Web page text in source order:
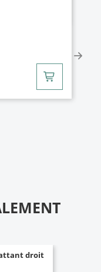
radio
à 0,8 m -